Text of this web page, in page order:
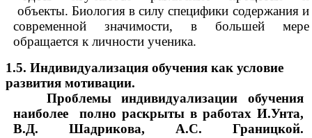
объекты. Биология в силу специфики содержания и
современной значимости, в большей мере
обращается к личности ученика.
1.5. Индивидуализация обучения как условие
развития мотивации.
Проблемы индивидуализации обучения
наиболее полно раскрыты в работах И.Унта,
В.Д. Шадрикова, А.С. Границкой.